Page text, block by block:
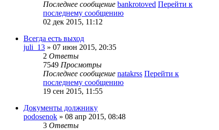
Последнее сообщение bankrotoved Перейти к
последнему сообщению
02 дек 2015, 11:12
Всегда есть выход
juli_13 » 07 июн 2015, 20:35
2 Ответы
7549 Просмотры
Последнее сообщение natakrss Перейти к
последнему сообщению
19 сен 2015, 11:55
Документы должнику
podosenok » 08 апр 2015, 08:48
3 Ответы